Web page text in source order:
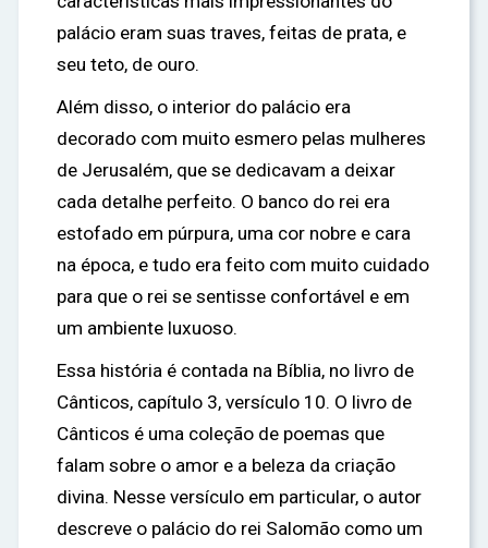
palácio eram suas traves, feitas de prata, e
seu teto, de ouro.
Além disso, o interior do palácio era
decorado com muito esmero pelas mulheres
de Jerusalém, que se dedicavam a deixar
cada detalhe perfeito. O banco do rei era
estofado em púrpura, uma cor nobre e cara
na época, e tudo era feito com muito cuidado
para que o rei se sentisse confortável e em
um ambiente luxuoso.
Essa história é contada na Bíblia, no livro de
Cânticos, capítulo 3, versículo 10. O livro de
Cânticos é uma coleção de poemas que
falam sobre o amor e a beleza da criação
divina. Nesse versículo em particular, o autor
descreve o palácio do rei Salomão como um